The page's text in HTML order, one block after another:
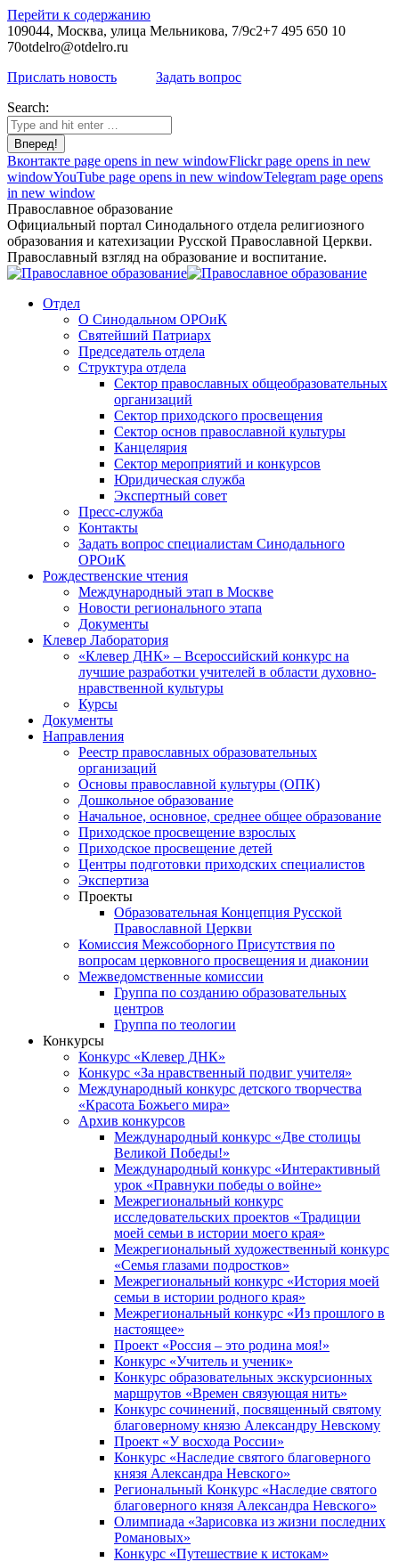
Перейти к содержанию
109044, Москва, улица Мельникова, 7/9с2+7 495 650 10
70otdelro@otdelro.ru
Прислать новость
Задать вопрос
Search:
Вконтакте page opens in new windowFlickr page opens in new
windowYouTube page opens in new windowTelegram page opens
in new window
Православное образование
Официальный портал Синодального отдела религиозного
образования и катехизации Русской Православной Церкви.
Православный взгляд на образование и воспитание.
Отдел
О Синодальном ОРОиК
Святейший Патриарх
Председатель отдела
Структура отдела
Сектор православных общеобразовательных
организаций
Сектор приходского просвещения
Сектор основ православной культуры
Канцелярия
Сектор мероприятий и конкурсов
Юридическая служба
Экспертный совет
Пресс-служба
Контакты
Задать вопрос специалистам Синодального
ОРОиК
Рождественские чтения
Международный этап в Москве
Новости регионального этапа
Документы
Клевер Лаборатория
«Клевер ДНК» – Всероссийский конкурс на
лучшие разработки учителей в области духовно-
нравственной культуры
Курсы
Документы
Направления
Реестр православных образовательных
организаций
Основы православной культуры (ОПК)
Дошкольное образование
Начальное, основное, среднее общее образование
Приходское просвещение взрослых
Приходское просвещение детей
Центры подготовки приходских специалистов
Экспертиза
Проекты
Образовательная Концепция Русской
Православной Церкви
Комиссия Межсоборного Присутствия по
вопросам церковного просвещения и диаконии
Межведомственные комиссии
Группа по созданию образовательных
центров
Группа по теологии
Конкурсы
Конкурс «Клевер ДНК»
Конкурс «За нравственный подвиг учителя»
Международный конкурс детского творчества
«Красота Божьего мира»
Архив конкурсов
Международный конкурс «Две столицы
Великой Победы!»
Международный конкурс «Интерактивный
урок «Правнуки победы о войне»
Межрегиональный конкурс
исследовательских проектов «Традиции
моей семьи в истории моего края»
Межрегиональный художественный конкурс
«Семья глазами подростков»
Межрегиональный конкурс «История моей
семьи в истории родного края»
Межрегиональный конкурс «Из прошлого в
настоящее»
Проект «Россия – это родина моя!»
Конкурс «Учитель и ученик»
Конкурс образовательных экскурсионных
маршрутов «Времен связующая нить»
Конкурс сочинений, посвященный святому
благоверному князю Александру Невскому
Проект «У восхода России»
Конкурс «Наследие святого благоверного
князя Александра Невского»
Региональный Конкурс «Наследие святого
благоверного князя Александра Невского»
Олимпиада «Зарисовка из жизни последних
Романовых»
Конкурс «Путешествие к истокам»